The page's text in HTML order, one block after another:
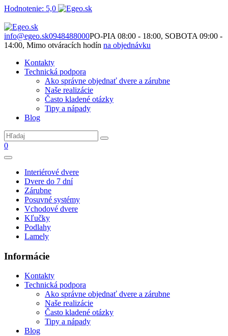
Hodnotenie: 5,0
info@egeo.sk0948488000PO-PIA 08:00 - 18:00, SOBOTA 09:00 -
14:00, Mimo otváracích hodín na objednávku
Kontakty
Technická podpora
Ako správne objednať dvere a zárubne
Naše realizácie
Často kladené otázky
Tipy a nápady
Blog
0
Interiérové dvere
Dvere do 7 dní
Zárubne
Posuvné systémy
Vchodové dvere
Kľučky
Podlahy
Lamely
Informácie
Kontakty
Technická podpora
Ako správne objednať dvere a zárubne
Naše realizácie
Často kladené otázky
Tipy a nápady
Blog